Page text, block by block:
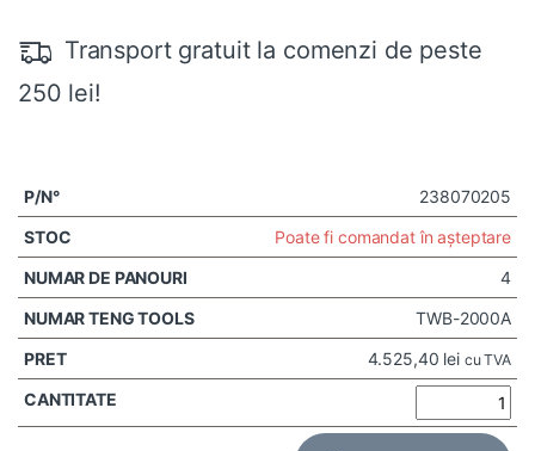
Transport gratuit la comenzi de peste
250 lei!
238070205
Poate fi comandat în așteptare
4
TWB-2000A
4.525,40 lei cu TVA